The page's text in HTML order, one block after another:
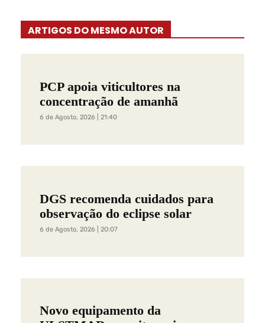
ARTIGOS DO MESMO AUTOR
PCP apoia viticultores na
concentração de amanhã
6 de Agosto, 2026 | 21:40
DGS recomenda cuidados para
observação do eclipse solar
6 de Agosto, 2026 | 20:07
Novo equipamento da